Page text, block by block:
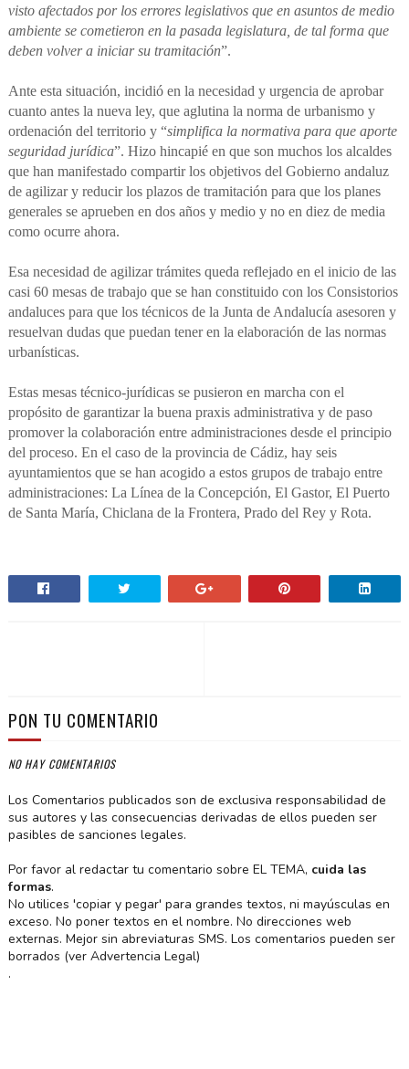
visto afectados por los errores legislativos que en asuntos de medio
ambiente se cometieron en la pasada legislatura, de tal forma que
deben volver a iniciar su tramitación”.
Ante esta situación, incidió en la necesidad y urgencia de aprobar
cuanto antes la nueva ley, que aglutina la norma de urbanismo y
ordenación del territorio y “simplifica la normativa para que aporte
seguridad jurídica”. Hizo hincapié en que son muchos los alcaldes
que han manifestado compartir los objetivos del Gobierno andaluz
de agilizar y reducir los plazos de tramitación para que los planes
generales se aprueben en dos años y medio y no en diez de media
como ocurre ahora.
Esa necesidad de agilizar trámites queda reflejado en el inicio de las
casi 60 mesas de trabajo que se han constituido con los Consistorios
andaluces para que los técnicos de la Junta de Andalucía asesoren y
resuelvan dudas que puedan tener en la elaboración de las normas
urbanísticas.
Estas mesas técnico-jurídicas se pusieron en marcha con el
propósito de garantizar la buena praxis administrativa y de paso
promover la colaboración entre administraciones desde el principio
del proceso. En el caso de la provincia de Cádiz, hay seis
ayuntamientos que se han acogido a estos grupos de trabajo entre
administraciones: La Línea de la Concepción, El Gastor, El Puerto
de Santa María, Chiclana de la Frontera, Prado del Rey y Rota.
PON TU COMENTARIO
NO HAY COMENTARIOS
Los Comentarios publicados son de exclusiva responsabilidad de
sus autores y las consecuencias derivadas de ellos pueden ser
pasibles de sanciones legales.
Por favor al redactar tu comentario sobre EL TEMA, cuida las
formas.
No utilices 'copiar y pegar' para grandes textos, ni mayúsculas en
exceso. No poner textos en el nombre. No direcciones web
externas. Mejor sin abreviaturas SMS. Los comentarios pueden ser
borrados (ver Advertencia Legal)
.